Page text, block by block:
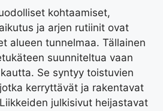
kohtaamiset,
ja arjen rutiinit ovat
alueen tunnelmaa. Tällainen
suunniteltua vaan
Se syntyy toistuvien
kerryttävät ja rakentavat
julkisivut heijastavat